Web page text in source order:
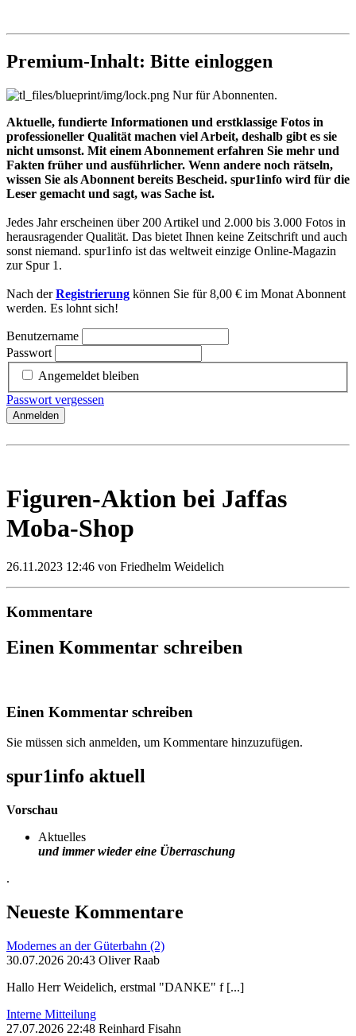
Premium-Inhalt: Bitte einloggen
Nur für Abonnenten.
Aktuelle, fundierte Informationen und erstklassige Fotos in
professioneller Qualität machen viel Arbeit, deshalb gibt es sie
nicht umsonst. Mit einem Abonnement erfahren Sie mehr und
Fakten früher und ausführlicher. Wenn andere noch rätseln,
wissen Sie als Abonnent bereits Bescheid. spur1info wird für die
Leser gemacht und sagt, was Sache ist.
Jedes Jahr erscheinen über 200 Artikel und 2.000 bis 3.000 Fotos in
herausragender Qualität. Das bietet Ihnen keine Zeitschrift und auch
sonst niemand. spur1info ist das weltweit einzige Online-Magazin
zur Spur 1.
Nach derRegistrierung können Sie für 8,00 € im Monat Abonnent
werden. Es lohnt sich!
Benutzername
Passwort
Angemeldet bleiben
Passwort vergessen
Anmelden
Figuren-Aktion bei Jaffas
Moba-Shop
26.11.2023 12:46 von Friedhelm Weidelich
Kommentare
Einen Kommentar schreiben
Einen Kommentar schreiben
Sie müssen sich anmelden, um Kommentare hinzuzufügen.
spur1info aktuell
Vorschau
Aktuelles
und immer wieder eine Überraschung
.
Neueste Kommentare
Modernes an der Güterbahn (2)
30.07.2026 20:43 Oliver Raab
Hallo Herr Weidelich, erstmal "DANKE" f [...]
Interne Mitteilung
27.07.2026 22:48 Reinhard Fisahn